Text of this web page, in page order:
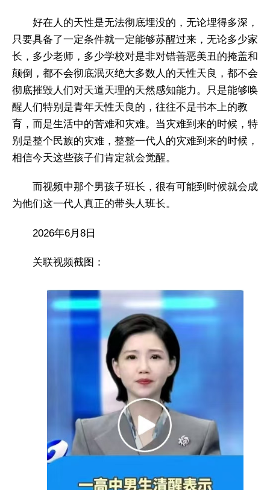
​好在人的天性是无法彻底埋没的，无论埋得多深，
只要具备了一定条件就一定能够苏醒过来，无论多少家
长，多少老师，多少学校对是非对错善恶美丑的掩盖和
颠倒，都不会彻底泯灭绝大多数人的天性天良，都不会
彻底摧毁人们对天道天理的天然感知能力。只是能够唤
醒人们特别是青年天性天良的，往往不是书本上的教
育，而是生活中的苦难和灾难。当灾难到来的时候，特
别是整个民族的灾难，整整一代人的灾难到来的时候，
相信今天这些孩子们肯定就会觉醒。
​而视频中那个男孩子班长，很有可能到时候就会成
为他们这一代人真正的带头人班长。
2026年6月8日
关联视频截图：